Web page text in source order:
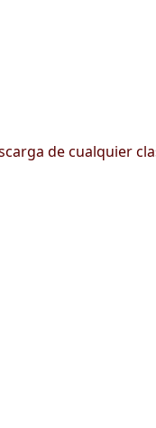
de cualquier